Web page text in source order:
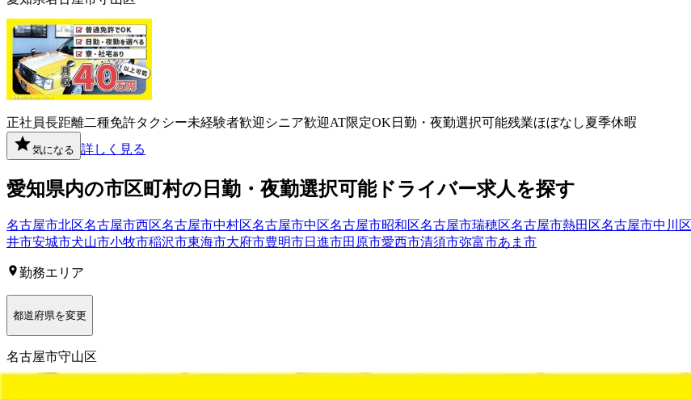
正社員長距離二種免許タクシー未経験者歓迎 シニア歓迎AT限定OK 日勤・夜勤選択可能残業ほぼなし夏季休暇
気になる 詳しく見る
愛知県内の市区町村の 日勤・夜勤選択可能ドライバー求人を探す
名古屋市北区名古屋市西区名古屋市中村区名古屋市中区名古屋市昭和区名古屋市瑞穂区名古屋市熱田区名古屋市中川区
井市安城市犬山市小牧市稲沢市東海市大府市豊明市日進市田原市愛西市清須市弥富市あま市
勤務エリア
都道府県を変更
名古屋市守山区